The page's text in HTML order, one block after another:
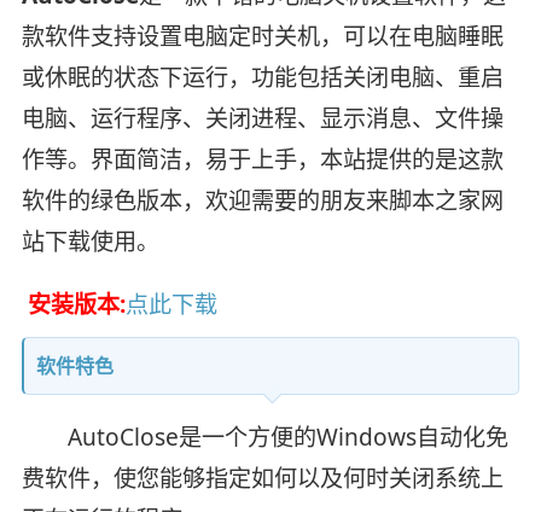
款软件支持设置电脑定时关机，可以在电脑睡眠
或休眠的状态下运行，功能包括关闭电脑、重启
电脑、运行程序、关闭进程、显示消息、文件操
作等。界面简洁，易于上手，本站提供的是这款
软件的绿色版本，欢迎需要的朋友来脚本之家网
站下载使用。
安装版本:点此下载
软件特色
AutoClose是一个方便的Windows自动化免
费软件，使您能够指定如何以及何时关闭系统上